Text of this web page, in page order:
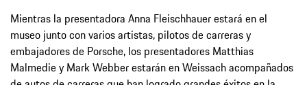
Mientras la presentadora Anna Fleischhauer estará en el
museo junto con varios artistas, pilotos de carreras y
embajadores de Porsche, los presentadores Matthias
Malmedie y Mark Webber estarán en Weissach acompañados